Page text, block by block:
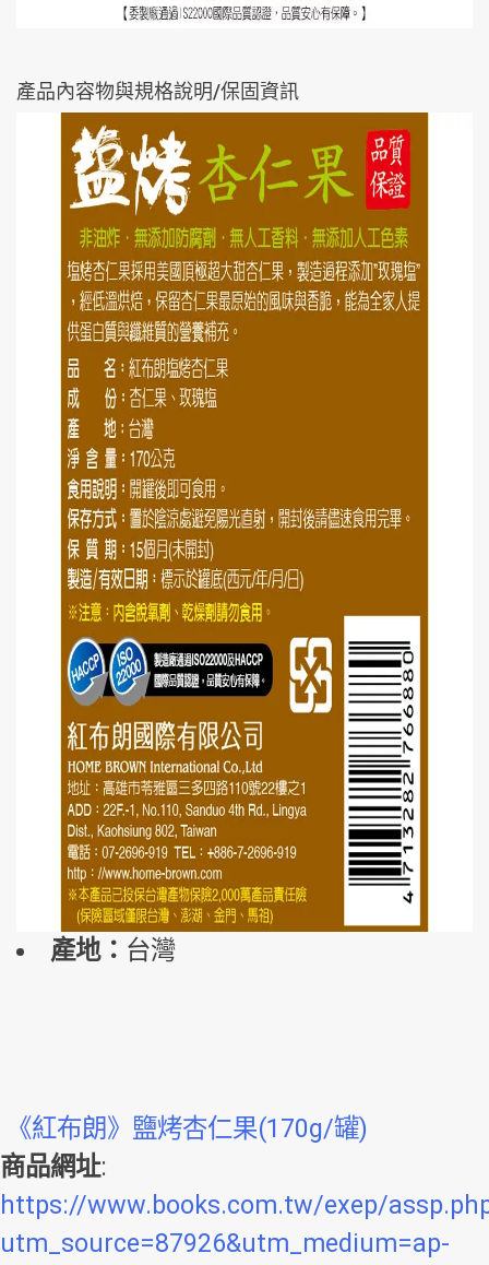
產品內容物與規格說明/保固資訊
產地： 台灣
《紅布朗》鹽烤杏仁果(170g/罐)
商品網址:
https://www.books.com.tw/exep/
utm_source=87926&utm_medium=ap-